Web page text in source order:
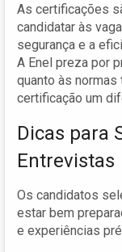
As certificações
candidatar às
segurança e a
A Enel preza por
quanto às normas
certificação um
Dicas para
Entrevistas
Os candidatos
estar bem
e experiências